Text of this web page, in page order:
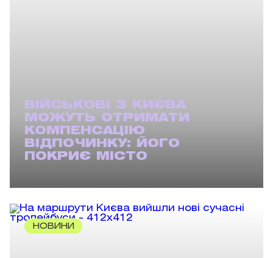
ВІЙСЬКОВІ З КИЄВА
МОЖУТЬ ОТРИМАТИ
КОМПЕНСАЦІЮ
ВІДПОЧИНКУ: ЙОГО
ПОКРИЄ МІСТО
НОВИНИ